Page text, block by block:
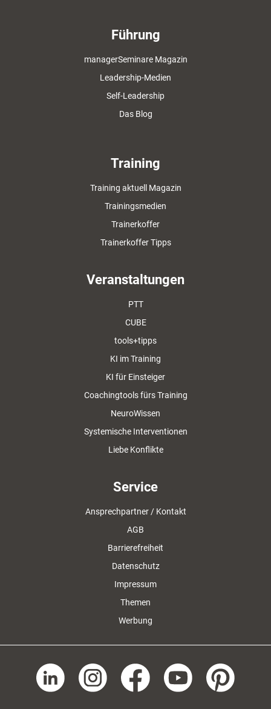
Führung
managerSeminare Magazin
Leadership-Medien
Self-Leadership
Das Blog
Training
Training aktuell Magazin
Trainingsmedien
Trainerkoffer
Trainerkoffer Tipps
Veranstaltungen
PTT
CUBE
tools+tipps
KI im Training
KI für Einsteiger
Coachingtools fürs Training
NeuroWissen
Systemische Interventionen
Liebe Konflikte
Service
Ansprechpartner / Kontakt
AGB
Barrierefreiheit
Datenschutz
Impressum
Themen
Werbung